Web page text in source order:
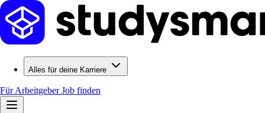
Alles für deine Karriere
Für ArbeitgeberJob finden